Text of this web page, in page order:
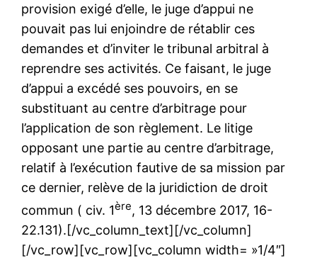
provision exigé d’elle, le juge d’appui ne
pouvait pas lui enjoindre de rétablir ces
demandes et d’inviter le tribunal arbitral à
reprendre ses activités. Ce faisant, le juge
d’appui a excédé ses pouvoirs, en se
substituant au centre d’arbitrage pour
l’application de son règlement. Le litige
opposant une partie au centre d’arbitrage,
relatif à l’exécution fautive de sa mission par
ce dernier, relève de la juridiction de droit
commun ( civ. 1ère, 13 décembre 2017, 16-
22.131).[/vc_column_text][/vc_column]
[/vc_row][vc_row][vc_column width= »1/4″]